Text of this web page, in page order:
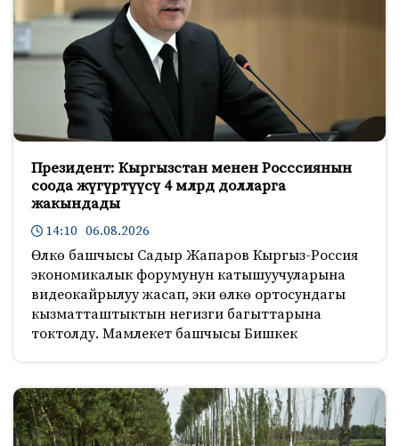
Президент: Кыргызстан менен Росссиянын
соода жүгүртүүсү 4 млрд долларга
жакындады
14:10 06.08.2026
Өлкө башчысы Садыр Жапаров Кыргыз-Россия
экономикалык форумунун катышуучуларына
видеокайрылуу жасап, эки өлкө ортосундагы
кызматташтыктын негизги багыттарына
токтолду. Мамлекет башчысы Бишкек